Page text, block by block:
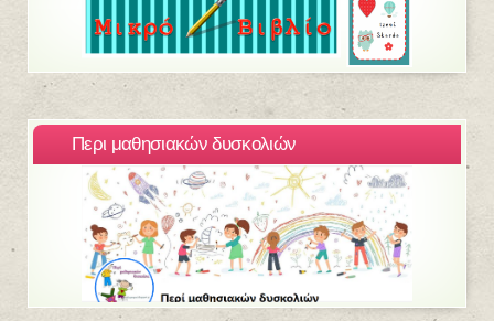
Περι μαθησιακών δυσκολιών